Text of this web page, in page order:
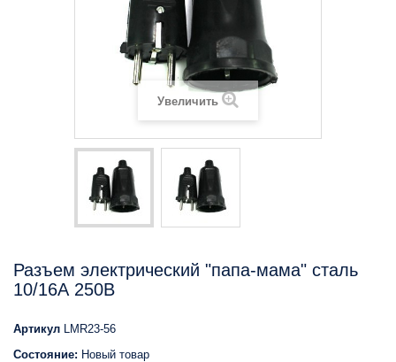
Увеличить
Разъем электрический "папа-мама" сталь
10/16А 250В
Артикул LMR23-56
Состояние: Новый товар